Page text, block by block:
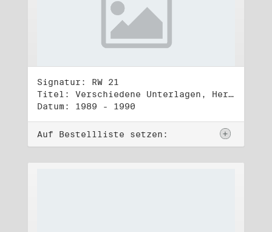
Signatur: RW 21
Titel: Verschiedene Unterlagen, Herbst 1989 bis Herbst 1990
Datum: 1989 - 1990
Auf Bestellliste setzen: